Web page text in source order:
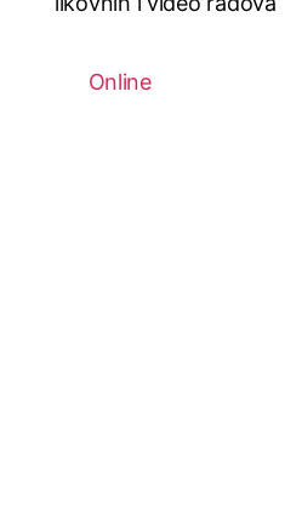
Online